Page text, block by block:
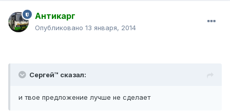
Антикарг
Опубликовано 13 января, 2014
Сергей™ сказал:
и твое предложение лучше не сделает